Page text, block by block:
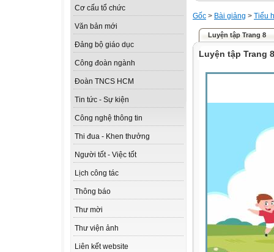
Cơ cấu tổ chức
Văn bản mới
Đảng bộ giáo dục
Công đoàn ngành
Đoàn TNCS HCM
Tin tức - Sự kiện
Công nghệ thông tin
Thi đua - Khen thưởng
Người tốt - Việc tốt
Lịch công tác
Thông báo
Thư mời
Thư viện ảnh
Liên kết website
Gốc > Bài giảng > Tiểu
Luyện tập Trang 8
Luyện tập Trang 8